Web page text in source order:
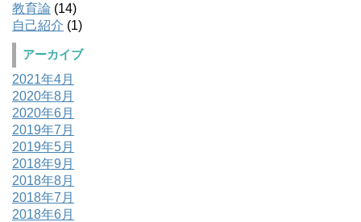
教育論 (14)
自己紹介 (1)
アーカイブ
2021年4月
2020年8月
2020年6月
2019年7月
2019年5月
2018年9月
2018年8月
2018年7月
2018年6月